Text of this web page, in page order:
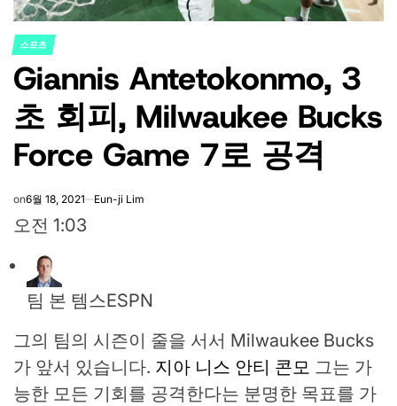
POSTED
IN
스포츠
Giannis Antetokonmo, 3
초 회피, Milwaukee Bucks
Force Game 7로 공격
on6월 18, 2021 Eun-ji Lim
오전 1:03
팀 본 템스ESPN
그의 팀의 시즌이 줄을 서서 Milwaukee Bucks
가 앞서 있습니다. 지아 니스 안티 콘모 그는 가
능한 모든 기회를 공격한다는 분명한 목표를 가